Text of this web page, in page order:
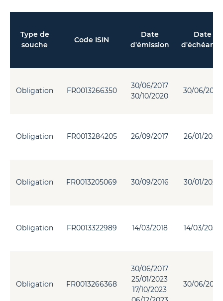
Type de
souche
Code ISIN
Date
d'émission
Date
d'échéance
Obligation FR0013266350
30/06/2017
30/10/2020
30/06/2027
Obligation FR0013284205 26/09/2017 26/01/2028
Obligation FR0013205069 30/09/2016 30/01/2029
Obligation FR0013322989 14/03/2018 14/03/2030
Obligation FR0013266368
30/06/2017
25/01/2023
17/10/2023
30/06/2032